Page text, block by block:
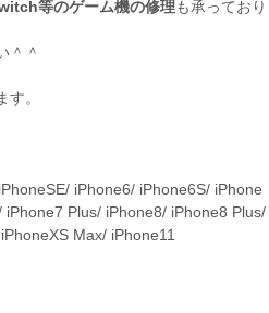
等のゲーム機の修理も承っており
＾＾
。
iPhone6/ iPhone6S/ iPhone
Plus/ iPhone8/ iPhone8 Plus/
Max/ iPhone11